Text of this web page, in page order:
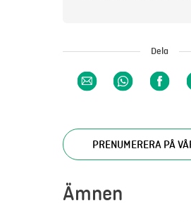
Dela
PRENUMERERA PÅ
Ämnen